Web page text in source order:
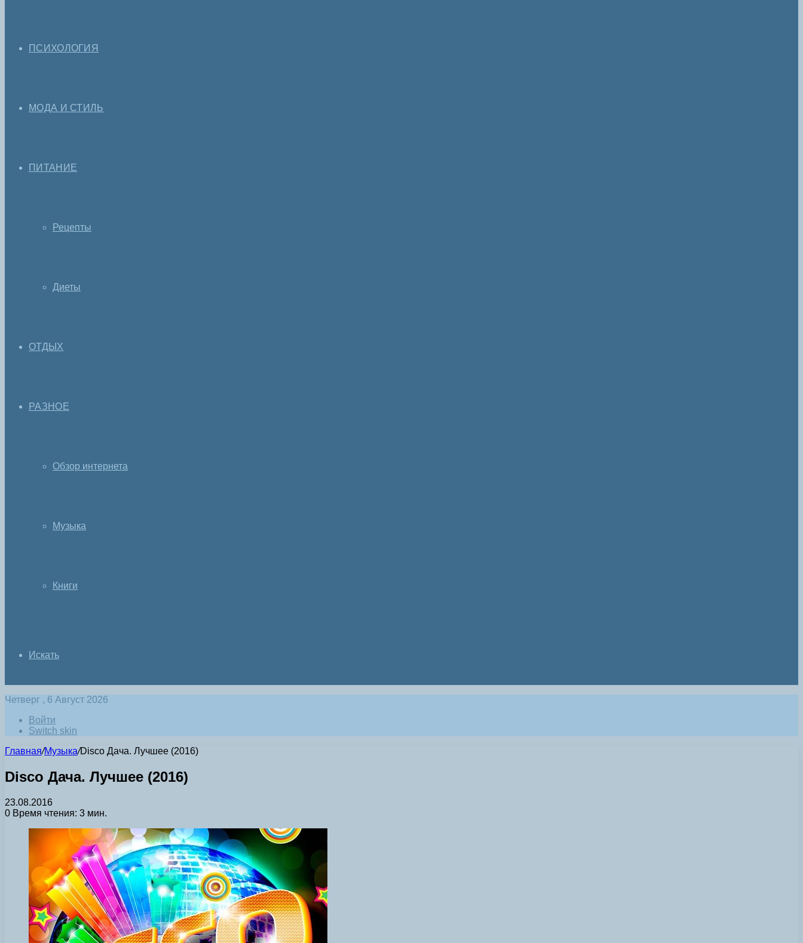
ПСИХОЛОГИЯ
МОДА И СТИЛЬ
ПИТАНИЕ
Рецепты
Диеты
ОТДЫХ
РАЗНОЕ
Обзор интернета
Музыка
Книги
Искать
Четверг , 6 Август 2026
Войти
Switch skin
Главная/Музыка/Disco Дача. Лучшее (2016)
Disco Дача. Лучшее (2016)
23.08.2016
0 Время чтения: 3 мин.